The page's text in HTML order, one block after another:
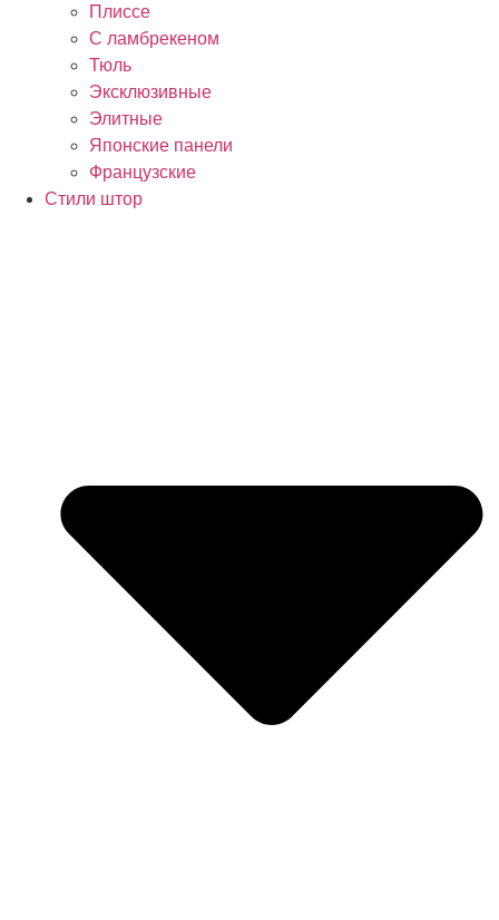
Плиссе
С ламбрекеном
Тюль
Эксклюзивные
Элитные
Японские панели
Французские
Стили штор